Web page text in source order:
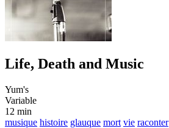
Life, Death and Music
Yum's
Variable
12 min
musique histoire glauque mort vie raconter